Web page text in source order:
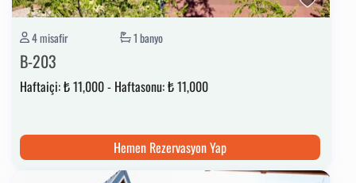
4 misafir 1 banyo
B-203
Haftaiçi:₺ 11,000- Haftasonu:₺ 11,000
Hemen Rezervasyon Yap